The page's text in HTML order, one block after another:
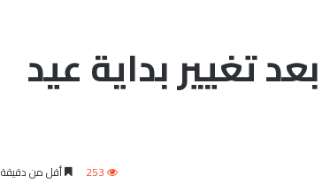
تغيير بداية عيد
253 أقل من دقيقة